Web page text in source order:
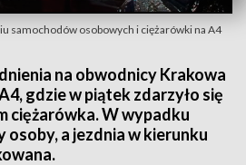
samochodów osobowych i ciężarówki na A4
na obwodnicy Krakowa
gdzie w piątek zdarzyło się
ciężarówka. W wypadku
osoby, a jezdnia w kierunku